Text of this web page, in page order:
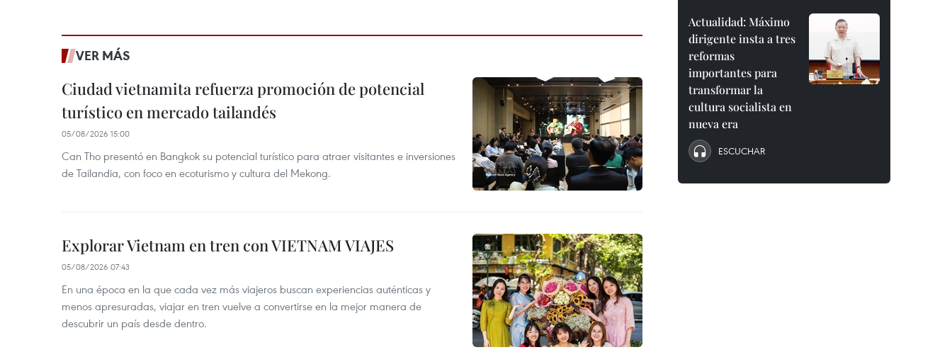
VER MÁS
Ciudad vietnamita refuerza promoción de potencial
turístico en mercado tailandés
05/08/2026 15:00
Can Tho presentó en Bangkok su potencial turístico para atraer visitantes e inversiones
de Tailandia, con foco en ecoturismo y cultura del Mekong.
Explorar Vietnam en tren con VIETNAM VIAJES
05/08/2026 07:43
En una época en la que cada vez más viajeros buscan experiencias auténticas y
menos apresuradas, viajar en tren vuelve a convertirse en la mejor manera de
descubrir un país desde dentro.
Actualidad: Máximo
dirigente insta a tres
reformas
importantes para
transformar la
cultura socialista en
nueva era
ESCUCHAR